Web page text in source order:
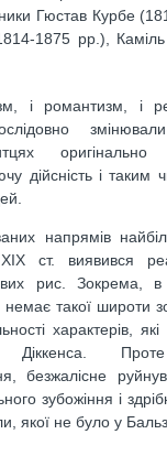
Гюстав Курбе
1875 рр.),
і романтизм, і
оригінально
дійсність і таким
напрямів
ХІХ ст. виявився
рис. Зокрема, в
немає такої широти
характерів,
Діккенса. Проте
безжалісне
зубожіння і
якої не було у